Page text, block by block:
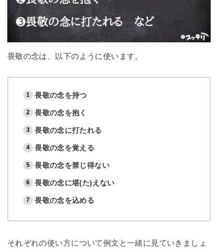
畏敬の念は、以下のように使います。
畏敬の念を持つ
畏敬の念を抱く
畏敬の念に打たれる
畏敬の念を覚える
畏敬の念を禁じ得ない
畏敬の念に堪(た)えない
畏敬の念を込める
それぞれの使い方について例文と一緒に見ていきましょ